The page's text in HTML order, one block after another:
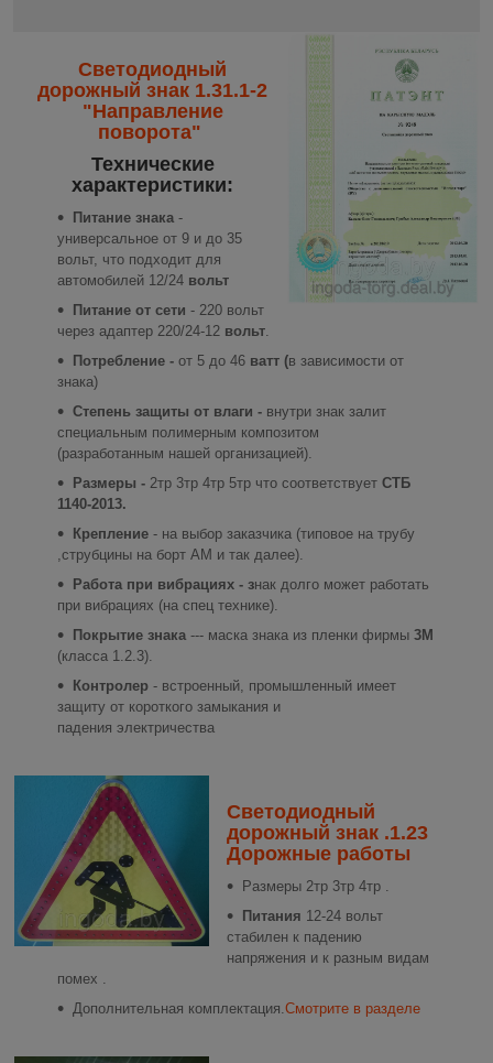
Светодиодный
дорожный знак 1.31.1-2
"Направление
поворота"
Технические
характеристики:
Питание знака -
универсальное от 9 и до 35
вольт, что подходит для
автомобилей 12/24 вольт
Питание от сети - 220 вольт
через адаптер 220/24-12 вольт
Потребление - от 5 до 46 ватт (в зависимости от
знака)
Степень защиты от влаги - внутри знак залит
специальным полимерным композитом
(разработанным нашей организацией).
Размеры - 2тр 3тр 4тр 5тр что соответствует СТБ
1140-2013.
Крепление - на выбор заказчика (типовое на трубу
,струбцины на борт АМ и так далее).
Работа при вибрациях - знак долго может работать
при вибрациях (на спец технике).
Покрытие знака --- маска знака из пленки фирмы 3M
(класса 1.2.3).
Контролер - встроенный, промышленный имеет
защиту от короткого замыкания и
падения электричества
Светодиодный
дорожный знак .1.23
Дорожные работы
Размеры 2тр 3тр 4тр .
Питания 12-24 вольт
стабилен к падению
напряжения и к разным видам
помех .
Дополнительная комплектация. Смотрите в разделе